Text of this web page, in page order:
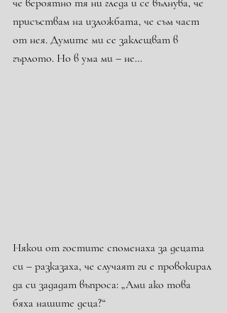
присъствам на изложбата, че съм част
от нея. Думите ми се заклещват в
гърлото. Но в ума ми – не…
Някои от гостите споменаха за децата
си – разказаха, че случаят ги е провокирал
да си зададат въпроса: „Ами ако това
бяха нашите деца?“